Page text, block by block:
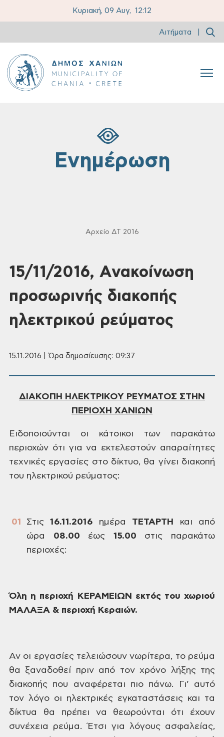
Κυριακή, 09 Αυγ, 12:12
Αιτήματα
Ενημέρωση
Αρχείο ΔΤ 2016
15/11/2016, Aνακοίνωση
προσωρινής διακοπής
ηλεκτρικού ρεύματος
15.11.2016 | Ώρα δημοσίευσης: 09:37
ΔΙΑΚΟΠΗ ΗΛΕΚΤΡΙΚΟΥ ΡΕΥΜΑΤΟΣ ΣΤΗΝ
ΠΕΡΙΟΧΗ ΧΑΝΙΩΝ
Ειδοποιούνται οι κάτοικοι των παρακάτω
περιοχών ότι για να εκτελεστούν απαραίτητες
τεχνικές εργασίες στο δίκτυο, θα γίνει διακοπή
του ηλεκτρικού ρεύματος:
Στις 16.11.2016 ημέρα ΤΕΤΑΡΤΗ και από
ώρα 08.00 έως 15.00 στις παρακάτω
περιοχές:
Όλη η περιοχή ΚΕΡΑΜΕΙΩΝ εκτός του χωριού
ΜΑΛΑΞΑ & περιοχή Κεραιών.
Αν οι εργασίες τελειώσουν νωρίτερα, τορεύμα
θα ξαναδοθεί πριν από τον χρόνο λήξης της
διακοπής που αναφέρεται πιο πάνω. Γι’ αυτό
τον λόγο οι ηλεκτρικές εγκαταστάσεις και τα
δίκτυα θα πρέπει να θεωρούνται ότι έχουν
συνέχεια ρεύμα. Έτσι για λόγους ασφαλείας,